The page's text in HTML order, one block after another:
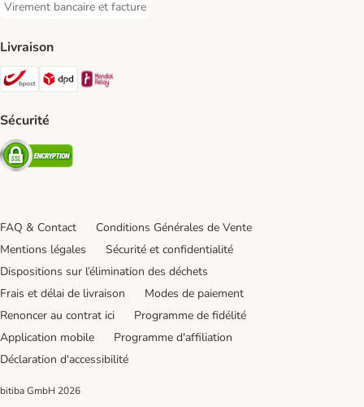
Virement bancaire et facture
Virement bancaire et facture Payment Method
Livraison
Bpost Shipping Method
DPD Shipping Method
Sécurité
Security
FAQ & Contact
Conditions Générales de Vente
Mentions légales
Sécurité et confidentialité
Dispositions sur l’élimination des déchets
Frais et délai de livraison
Modes de paiement
Renoncer au contrat ici
Programme de fidélité
Application mobile
Programme d'affiliation
Déclaration d'accessibilité
bitiba GmbH 2026